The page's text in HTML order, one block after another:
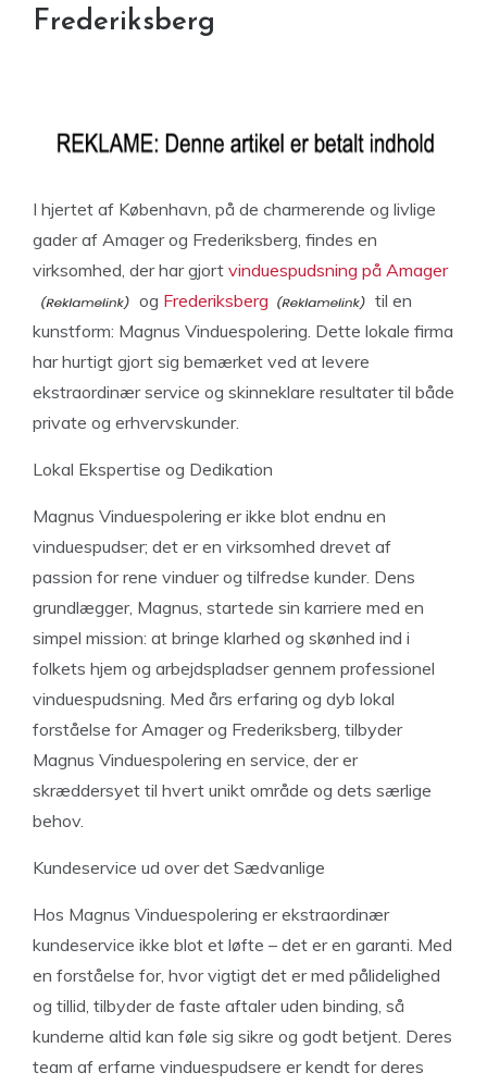
Frederiksberg
I hjertet af København, på de charmerende og livlige
gader af Amager og Frederiksberg, findes en
virksomhed, der har gjort vinduespudsning på Amager
og Frederiksberg
til en
kunstform: Magnus Vinduespolering. Dette lokale firma
har hurtigt gjort sig bemærket ved at levere
ekstraordinær service og skinneklare resultater til både
private og erhvervskunder.
Lokal Ekspertise og Dedikation
Magnus Vinduespolering er ikke blot endnu en
vinduespudser; det er en virksomhed drevet af
passion for rene vinduer og tilfredse kunder. Dens
grundlægger, Magnus, startede sin karriere med en
simpel mission: at bringe klarhed og skønhed ind i
folkets hjem og arbejdspladser gennem professionel
vinduespudsning. Med års erfaring og dyb lokal
forståelse for Amager og Frederiksberg, tilbyder
Magnus Vinduespolering en service, der er
skræddersyet til hvert unikt område og dets særlige
behov.
Kundeservice ud over det Sædvanlige
Hos Magnus Vinduespolering er ekstraordinær
kundeservice ikke blot et løfte – det er en garanti. Med
en forståelse for, hvor vigtigt det er med pålidelighed
og tillid, tilbyder de faste aftaler uden binding, så
kunderne altid kan føle sig sikre og godt betjent. Deres
team af erfarne vinduespudsere er kendt for deres